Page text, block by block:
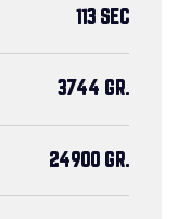
113 SEC
3744 GR.
24900 GR.